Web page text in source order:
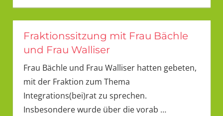
Fraktionssitzung mit Frau Bächle
und Frau Walliser
Frau Bächle und Frau Walliser hatten gebeten,
mit der Fraktion zum Thema
Integrations(bei)rat zu sprechen.
Insbesondere wurde über die vorab …